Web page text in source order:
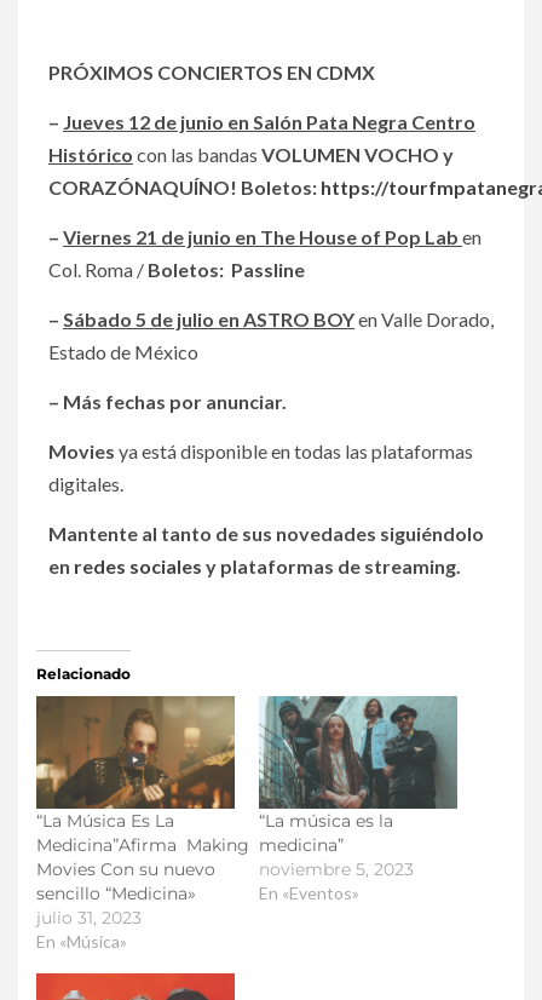
PRÓXIMOS CONCIERTOS EN CDMX
– Jueves 12 de junio en Salón Pata Negra Centro
Histórico con las bandas VOLUMEN VOCHO y
CORAZÓNAQUÍNO! Boletos: https://
– Viernes 21 de junio en The House of Pop Lab en
Col. Roma / Boletos: Passline
– Sábado 5 de julio en ASTRO BOYen Valle Dorado,
Estado de México
– Más fechas por anunciar.
Movies ya está disponible en todas las plataformas
digitales.
Mantente al tanto de sus novedades siguiéndolo
en redes sociales y plataformas de streaming.
Relacionado
“La Música Es La
Medicina”Afirma Making
Movies Con su nuevo
sencillo “Medicina»
julio 31, 2023
En «Música»
“La música es la
medicina”
noviembre 5, 2023
En «Eventos»